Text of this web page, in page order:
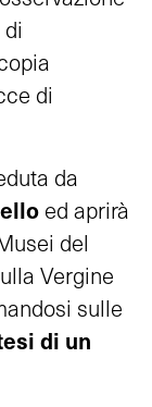
di
da
ed aprirà
del
Vergine
sulle
di un